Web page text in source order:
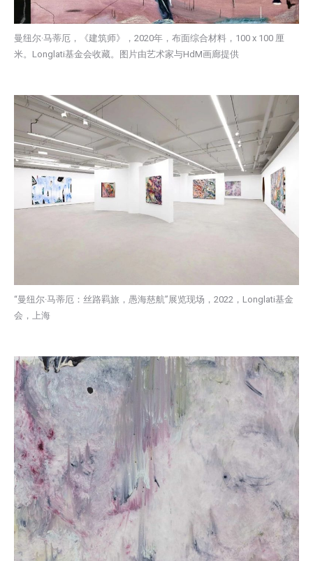
曼纽尔·马蒂厄，《建筑师》，2020年，布面综合材料，100 x 100 厘
米。Longlati基金会收藏。图片由艺术家与HdM画廊提供
“曼纽尔·马蒂厄：丝路羁旅，愚海慈航”展览现场，2022，Longlati基金
会，上海